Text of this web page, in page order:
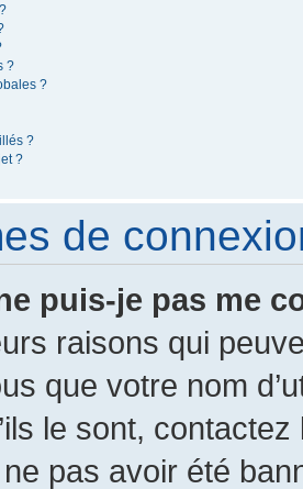
?
?
?
?
de
puis-je pas me
raisons qui
que votre nom
le sont,
pas avoir été